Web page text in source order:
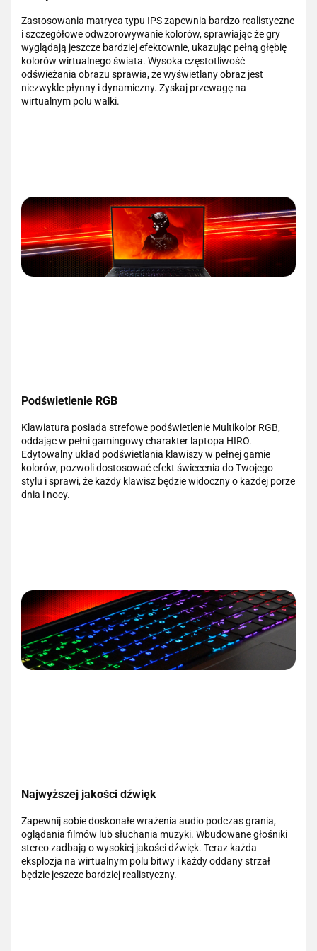
Zastosowania matryca typu IPS zapewnia bardzo realistyczne
i szczegółowe odwzorowywanie kolorów, sprawiając że gry
wyglądają jeszcze bardziej efektownie, ukazując pełną głębię
kolorów wirtualnego świata. Wysoka częstotliwość
odświeżania obrazu sprawia, że wyświetlany obraz jest
niezwykle płynny i dynamiczny. Zyskaj przewagę na
wirtualnym polu walki.
Podświetlenie RGB
Klawiatura posiada strefowe podświetlenie Multikolor RGB,
oddając w pełni gamingowy charakter laptopa HIRO.
Edytowalny układ podświetlania klawiszy w pełnej gamie
kolorów, pozwoli dostosować efekt świecenia do Twojego
stylu i sprawi, że każdy klawisz będzie widoczny o każdej porze
dnia i nocy.
Najwyższej jakości dźwięk
Zapewnij sobie doskonałe wrażenia audio podczas grania,
oglądania filmów lub słuchania muzyki. Wbudowane głośniki
stereo zadbają o wysokiej jakości dźwięk. Teraz każda
eksplozja na wirtualnym polu bitwy i każdy oddany strzał
będzie jeszcze bardziej realistyczny.